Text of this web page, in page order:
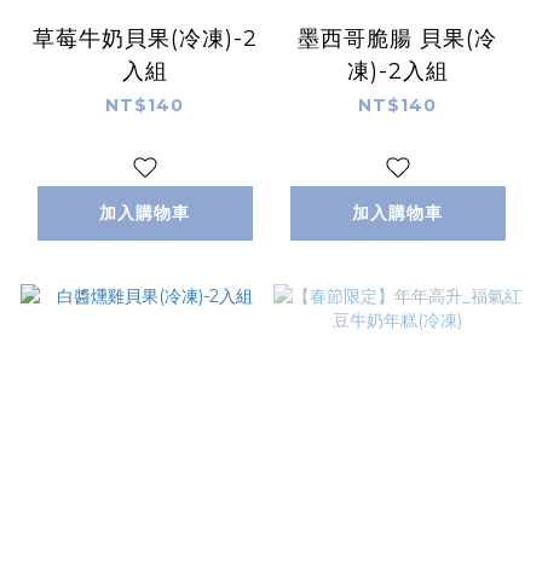
草莓牛奶貝果(冷凍)-2
入組
NT$140
加入購物車
墨西哥脆腸 貝果(冷
凍)-2入組
NT$140
加入購物車